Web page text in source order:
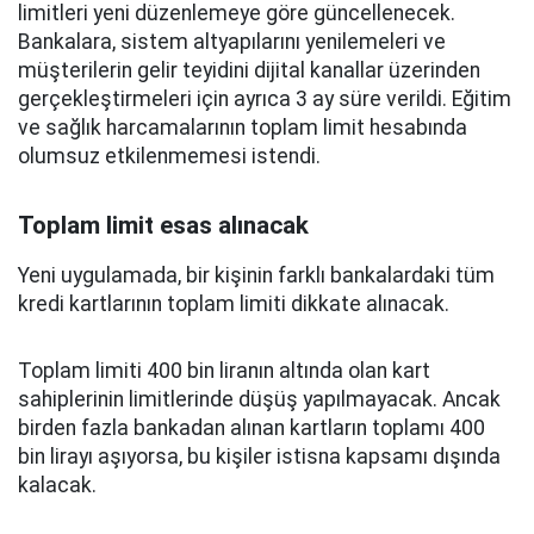
limitleri yeni düzenlemeye göre güncellenecek.
Bankalara, sistem altyapılarını yenilemeleri ve
müşterilerin gelir teyidini dijital kanallar üzerinden
gerçekleştirmeleri için ayrıca 3 ay süre verildi. Eğitim
ve sağlık harcamalarının toplam limit hesabında
olumsuz etkilenmemesi istendi.
Toplam limit esas alınacak
Yeni uygulamada, bir kişinin farklı bankalardaki tüm
kredi kartlarının toplam limiti dikkate alınacak.
Toplam limiti 400 bin liranın altında olan kart
sahiplerinin limitlerinde düşüş yapılmayacak. Ancak
birden fazla bankadan alınan kartların toplamı 400
bin lirayı aşıyorsa, bu kişiler istisna kapsamı dışında
kalacak.